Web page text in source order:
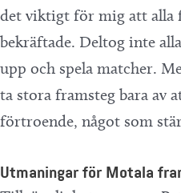
det viktigt för mig att alla
bekräftade. Deltog inte
upp och spela matcher.
ta stora framsteg bara av
förtroende, något som
Utmaningar för Motala